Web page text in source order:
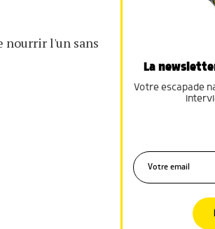
nourrir l'un sans
La
Votre escapade